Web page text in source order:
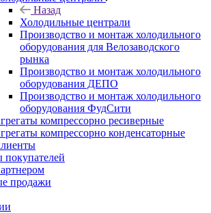
Назад
Холодильные централи
Производство и монтаж холодильного
оборудования для Велозаводского
рынка
Производство и монтаж холодильного
оборудования ДЕПО
Производство и монтаж холодильного
оборудования ФудСити
компрессорно ресиверные
компрессорно конденсаторные
продажи